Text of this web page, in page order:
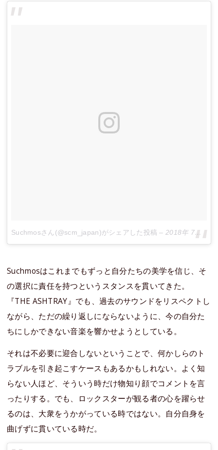
Suchmosさん(@scm_japan)がシェアした投稿 – 2018年 7月月2日午前8時42分PDT
Suchmosはこれまでもずっと自分たちの美学を信じ、そ
の選択に責任を持つというスタンスを貫いてきた。
『THE ASHTRAY』でも、過去のサウンドをリスペクトし
ながら、ただの繰り返しにならないように、今の自分た
ちにしかできない音楽を響かせようとしている。
それは不必要に迎合しないということで、何かしらのト
ラブルを引き起こすケースもあるかもしれない。よく知
らない人ほど、そういう時だけ物知り顔でコメントを言
ったりする。でも、ロックスターが観る者の心を躍らせ
るのは、大衆をうかがっている時ではない。自分自身を
曲げずに貫いている時だ。